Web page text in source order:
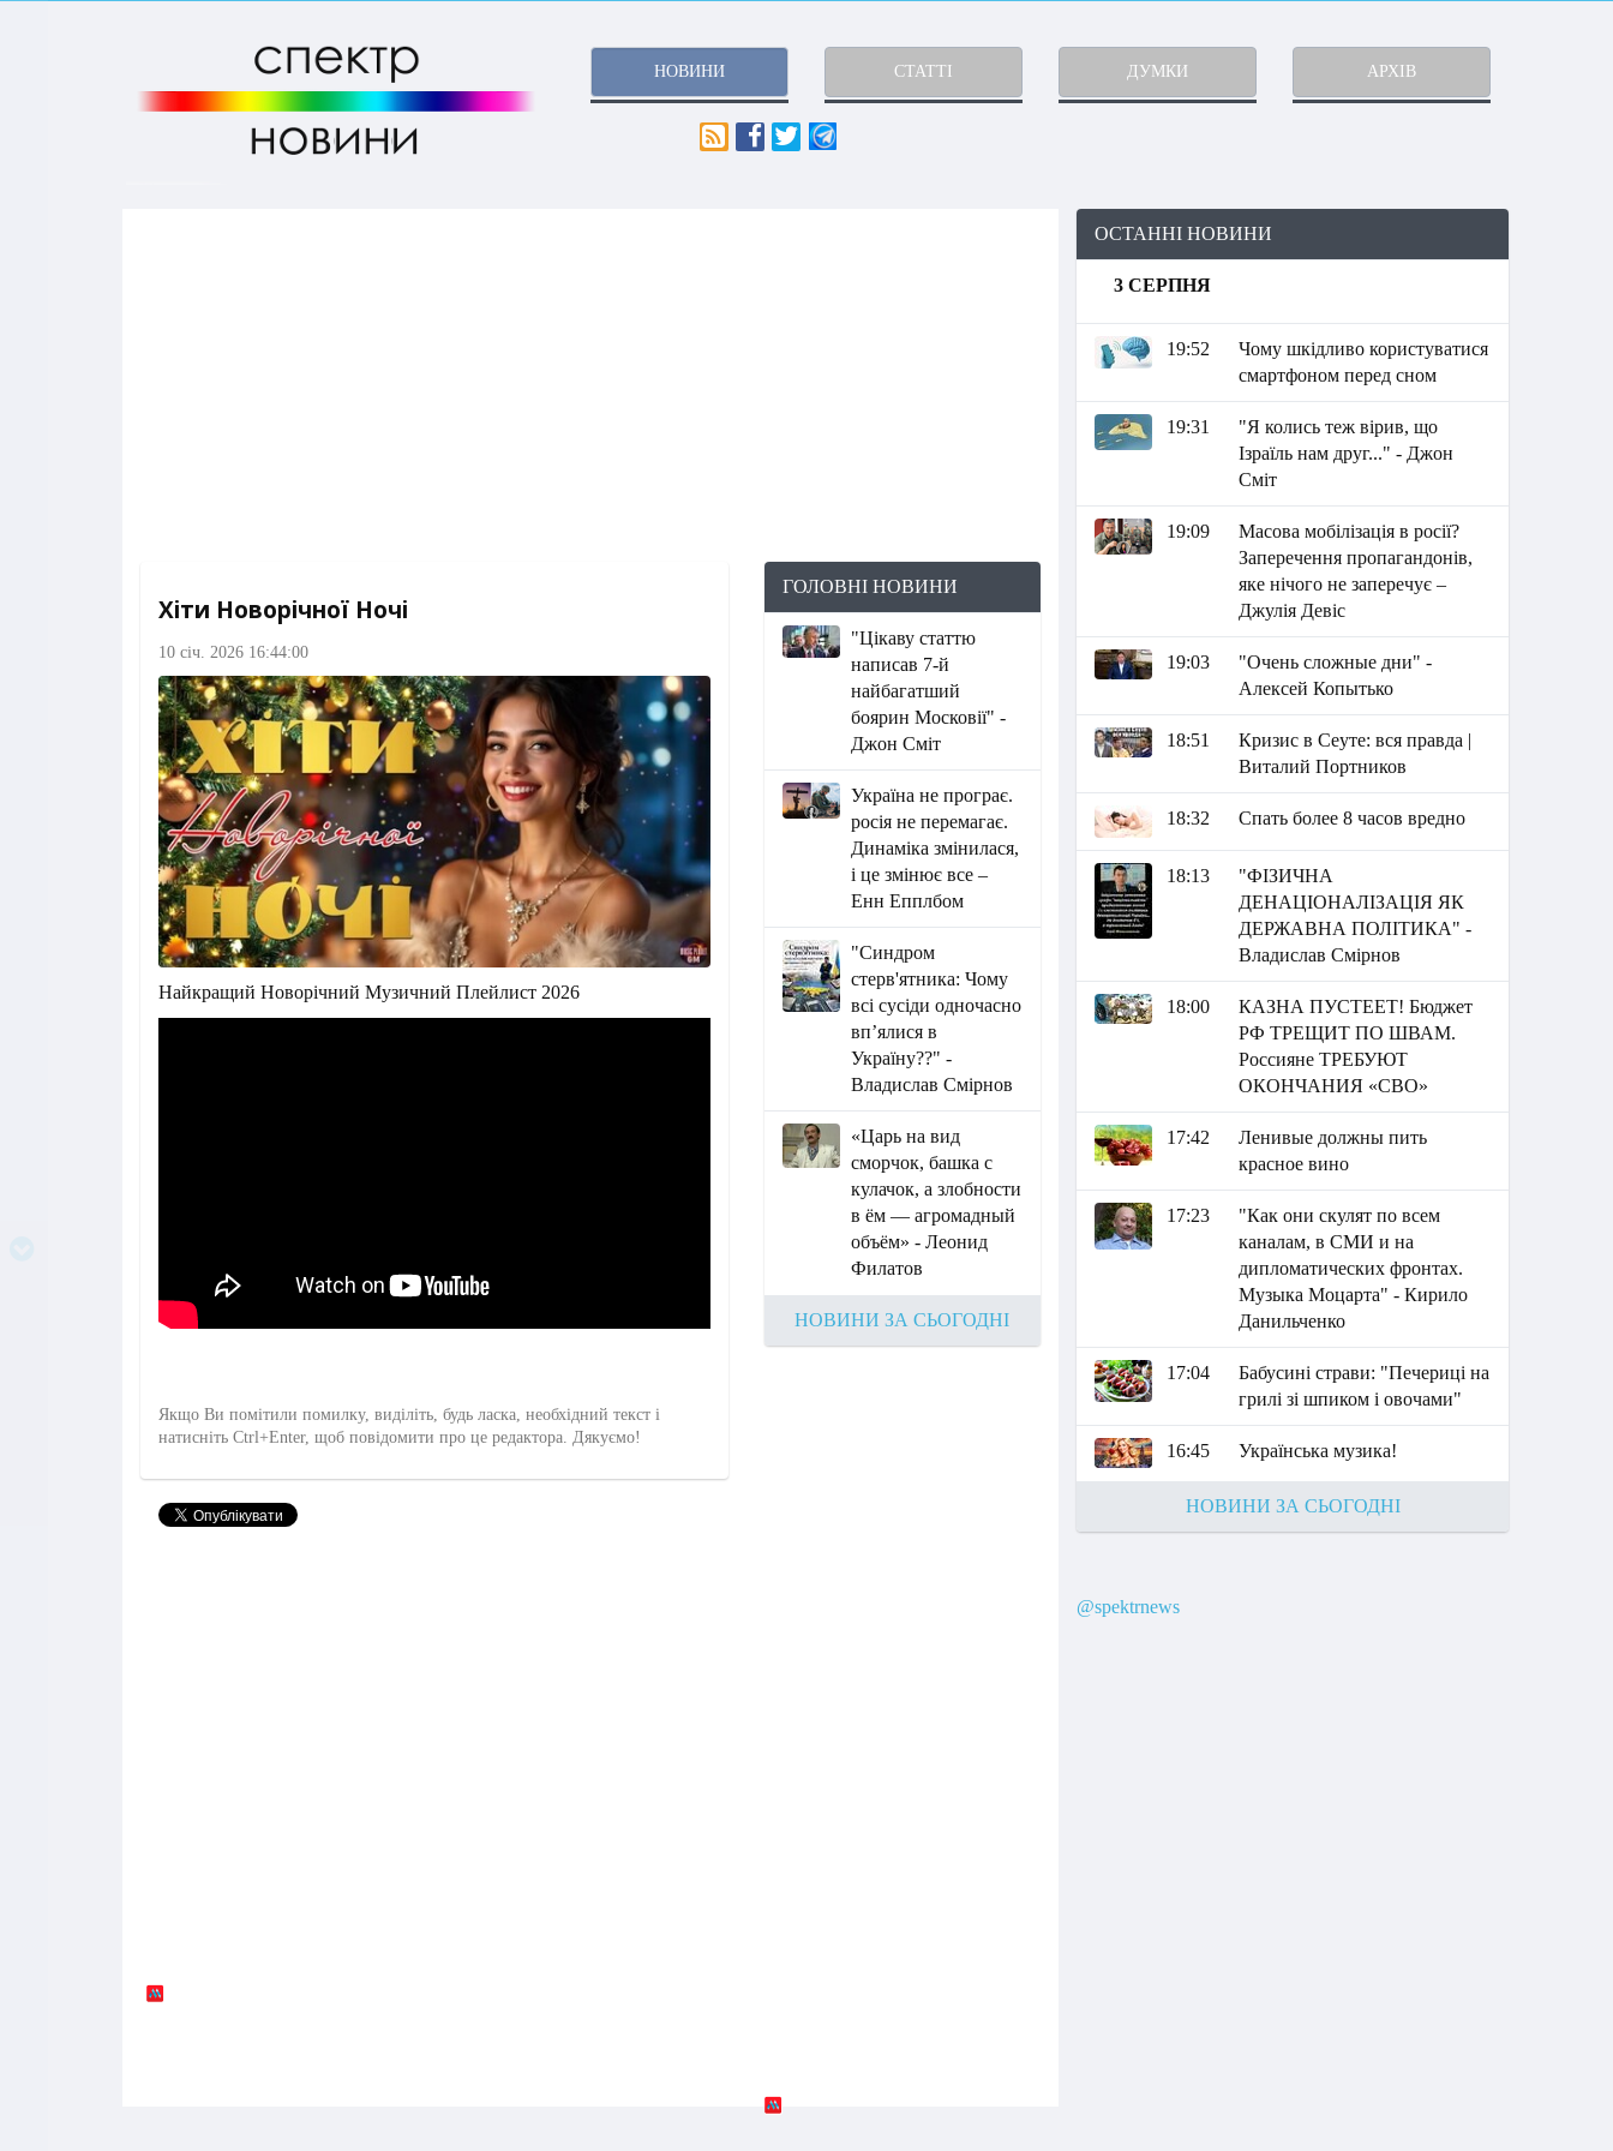
НОВИНИ СТАТТІ ДУМКИ АРХІВ
Хіти Новорічної Ночі
10 січ. 2026 16:44:00
Найкращий Новорічний Музичний Плейлист 2026
Якщо Ви помітили помилку, виділіть, будь ласка, необхідний текст і
натисніть Ctrl+Enter, щоб повідомити про це редактора. Дякуємо!
ГОЛОВНІ НОВИНИ
"Цікаву статтю
написав 7-й
найбагатший
боярин Московії" -
Джон Сміт
Україна не програє.
росія не перемагає.
Динаміка змінилася,
і це змінює все –
Енн Епплбом
"Синдром
стерв'ятника: Чому
всі сусіди одночасно
вп’ялися в
Україну??" -
Владислав Смірнов
«Царь на вид
сморчок, башка с
кулачок, а злобности
в ём — агромадный
объём» - Леонид
Филатов
НОВИНИ ЗА СЬОГОДНІ
ОСТАННІ НОВИНИ
3 СЕРПНЯ
19:52
Чому шкідливо користуватися
смартфоном перед сном
19:31
"Я колись теж вірив, що
Ізраїль нам друг..." - Джон
Сміт
19:09
Масова мобілізація в росії?
Заперечення пропагандонів,
яке нічого не заперечує –
Джулія Девіс
19:03
"Очень сложные дни" -
Алексей Копытько
18:51
Кризис в Сеуте: вся правда |
Виталий Портников
18:32 Спать более 8 часов вредно
18:13
"ФІЗИЧНА
ДЕНАЦІОНАЛІЗАЦІЯ ЯК
ДЕРЖАВНА ПОЛІТИКА" -
Владислав Смірнов
18:00
КАЗНА ПУСТЕЕТ! Бюджет
РФ ТРЕЩИТ ПО ШВАМ.
Россияне ТРЕБУЮТ
ОКОНЧАНИЯ «СВО»
17:42
Ленивые должны пить
красное вино
17:23
"Как они скулят по всем
каналам, в СМИ и на
дипломатических фронтах.
Музыка Моцарта" - Кирило
Данильченко
17:04
Бабусині страви: "Печериці на
грилі зі шпиком і овочами"
16:45 Українська музика!
НОВИНИ ЗА СЬОГОДНІ
@spektrnews